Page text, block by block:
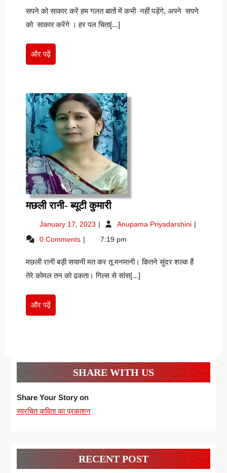
हम
सपने को साकार करें हम गलत बातों में कभी नहीं पड़ेंगे, अपने सपने
को साकार करेंगे । हर पल चिता[...]
और पढ़ेंऔर
पढ़ें
मछली रानी- ब्यूटी कुमारीमछली
ब्यूटी
कुमारी
January 17, 2023 January
2023
Anupama Priyadarshini मछली
0 Comments 7:19 pm
मछली रानी बड़ी सयानी मत कर तू मनमानी। कितने सुंदर शल्क हैं
तेरे कोमल तन को ढकता। गिल्स से सांस[...]
और पढ़ेंऔर
पढ़ें
SHARE WITH US
Share Your Story on
स्वरचित कविता का प्रकाशन
RECENT POST